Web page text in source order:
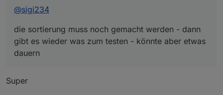
@sigi234
die sortierung muss noch gemacht werden - dann
gibt es wieder was zum testen - könnte aber etwas
dauern
Super